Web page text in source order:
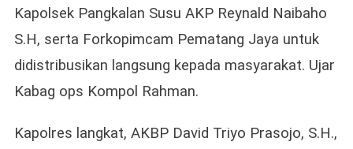
Kapolsek Pangkalan Susu AKP Reynald Naibaho
S.H, serta Forkopimcam Pematang Jaya untuk
didistribusikan langsung kepada masyarakat. Ujar
Kabag ops Kompol Rahman.
Kapolres langkat, AKBP David Triyo Prasojo, S.H.,